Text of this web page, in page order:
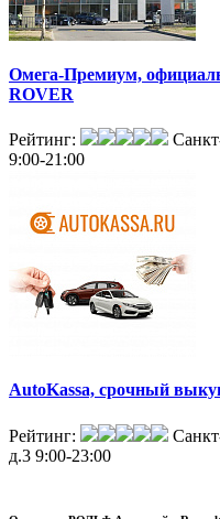
Омега-Премиум,
ROVER
Рейтинг:
9:00-21:00
AutoKassa, срочный
Рейтинг:
д.3 9:00-23:00